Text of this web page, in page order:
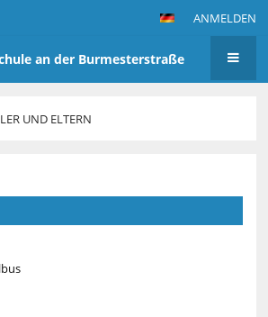
ANMELDEN
an der Burmesterstraße
UND ELTERN